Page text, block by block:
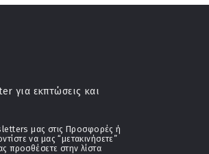
για εκπτώσεις και
μας στις Προσφορές ή
να μας “μετακινήσετε”
προσθέσετε στην λίστα